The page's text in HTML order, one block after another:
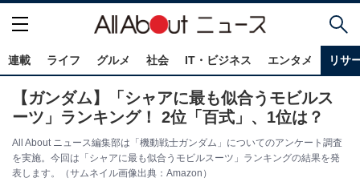
連載 ライフ グルメ 社会 IT・ビジネス エンタメ リサ
【ガンダム】「シャアに最も似合うモビルス
ーツ」ランキング！ 2位「百式」、1位は？
All About ニュース編集部は「機動戦士ガンダム」についてのアンケート調査
を実施。今回は「シャアに最も似合うモビルスーツ」ランキングの結果を発
表します。（サムネイル画像出典：Amazon）